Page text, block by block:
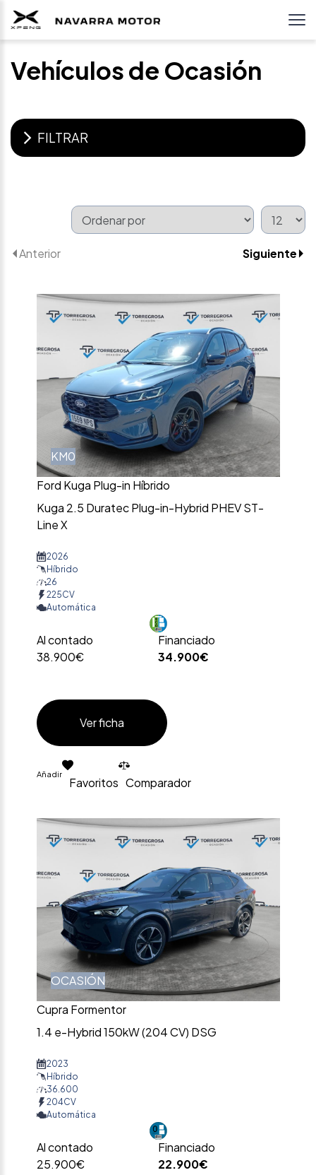
Vehículos de Ocasión
FILTRAR
Anterior Siguiente
KM0
Ford Kuga Plug-in Híbrido
Kuga 2.5 Duratec Plug-in-Hybrid PHEV ST-
Line X
2026
Híbrido
26
225CV
Automática
Al contado
38.900€
Financiado
34.900€
Ver ficha
Añadir
Favoritos Comparador
OCASIÓN
Cupra Formentor
1.4 e-Hybrid 150kW (204 CV) DSG
2023
Híbrido
36.600
204CV
Automática
Al contado
25.900€
Financiado
22.900€